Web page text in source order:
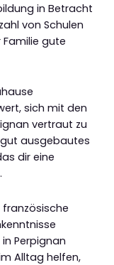
in Betracht
von Schulen
gute
sich mit den
vertraut zu
ausgebautes
dir eine
Perpignan
Alltag helfen,